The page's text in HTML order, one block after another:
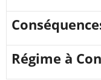
Régime à